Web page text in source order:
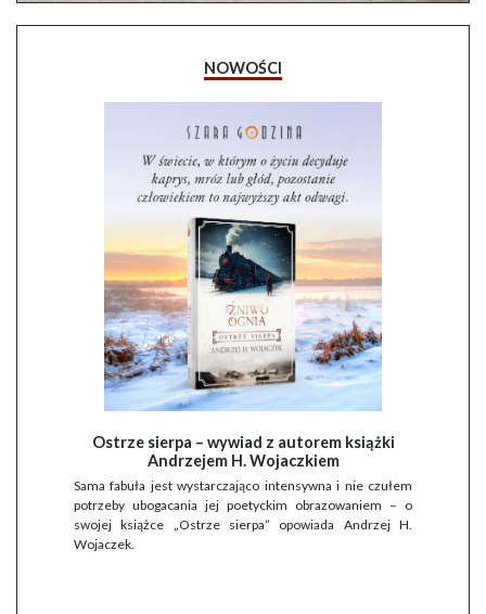
NOWOŚCI
Ostrze sierpa – wywiad z autorem książki
Andrzejem H. Wojaczkiem
Sama fabuła jest wystarczająco intensywna i nie czułem
potrzeby ubogacania jej poetyckim obrazowaniem – o
swojej książce „Ostrze sierpa” opowiada Andrzej H.
Wojaczek.